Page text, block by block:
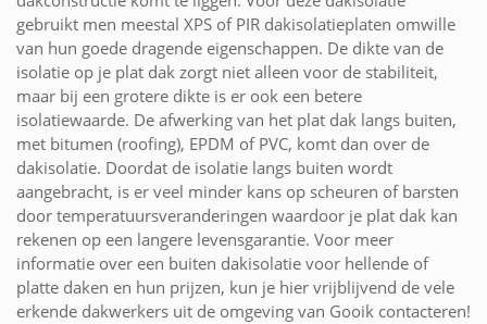
gebruikt men meestal XPS of PIR dakisolatieplaten omwille
van hun goede dragende eigenschappen. De dikte van de
isolatie op je plat dak zorgt niet alleen voor de stabiliteit,
maar bij een grotere dikte is er ook een betere
isolatiewaarde. De afwerking van het plat dak langs buiten,
met bitumen (roofing), EPDM of PVC, komt dan over de
dakisolatie. Doordat de isolatie langs buiten wordt
aangebracht, is er veel minder kans op scheuren of barsten
door temperatuursveranderingen waardoor je plat dak kan
rekenen op een langere levensgarantie. Voor meer
informatie over een buiten dakisolatie voor hellende of
platte daken en hun prijzen, kun je hier vrijblijvend de vele
erkende dakwerkers uit de omgeving van Gooik contacteren!